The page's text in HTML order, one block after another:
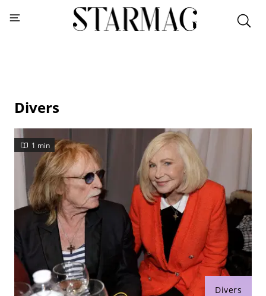
Divers
Divers
1 min